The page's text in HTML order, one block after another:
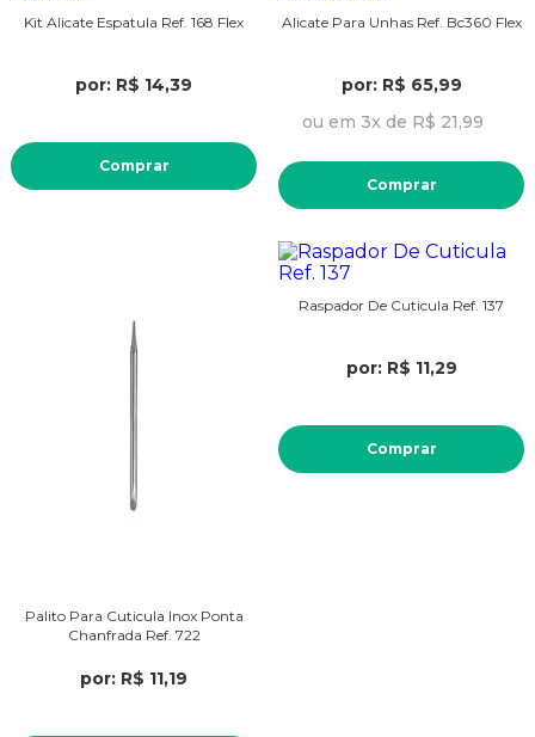
Kit Alicate Espatula Ref. 168 Flex
por: R$ 14,39
Comprar
Alicate Para Unhas Ref. Bc360 Flex
por: R$ 65,99
ou em 3x de R$ 21,99
Comprar
Palito Para Cuticula Inox Ponta
Chanfrada Ref. 722
por: R$ 11,19
Raspador De Cuticula Ref. 137
por: R$ 11,29
Comprar